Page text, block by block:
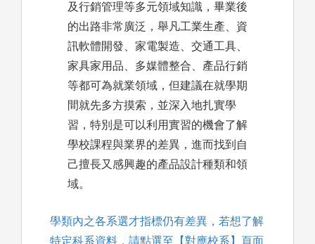
及行銷管理等多元領域知識，畢業後
的出路非常廣泛，舉凡工業生產、資
訊軟體開發、家電製造、交通工具、
家具家用品、多媒體整合、產品行銷
等都可為就業領域，但建議在就學期
間就先多方摸索，並深入地扎實學
習，特別是可以利用實習的機會了解
學校課程與業界的差異，進而找到自
己擅長又感興趣的產品設計種類和領
域。
學類內之各系選才指標仍有差異，若想了解
特定科系資料，請點選至【對應校系】頁面